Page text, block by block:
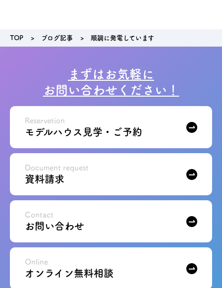
TOP ブログ記事 順調に発電しています
まずはお気軽に
お問い合わせください！
モデルハウス見学・ご予約
Reservetion
資料請求
Document request
お問い合わせ
Contact
オンライン無料相談
Online